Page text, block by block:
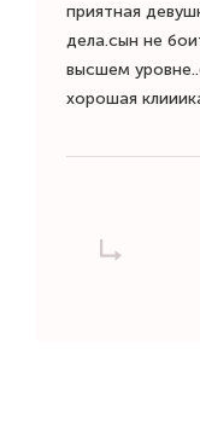
приятная
дела.сын не
высшем
хорошая